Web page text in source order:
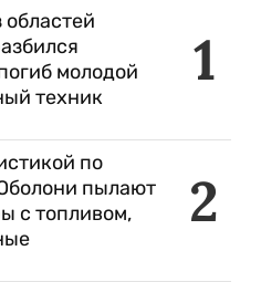
1
молодой
техник
2
по
пылают
с топливом,